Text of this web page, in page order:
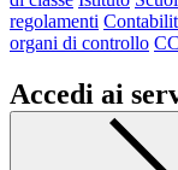
regolamenti
organi di controllo
Accedi ai